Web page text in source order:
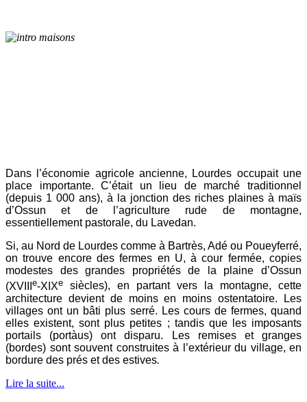
Dans l’économie agricole ancienne, Lourdes occupait une
place importante. C’était un lieu de marché traditionnel
(depuis 1 000 ans), à la jonction des riches plaines à maïs
d’Ossun et de l’agriculture rude de montagne,
essentiellement pastorale, du Lavedan.
Si, au Nord de Lourdes comme à Bartrès, Adé ou Poueyferré,
on trouve encore des fermes en U, à cour fermée, copies
modestes des grandes propriétés de la plaine d’Ossun
(XVIII e-XIXe siècles), en partant vers la montagne, cette
architecture devient de moins en moins ostentatoire. Les
villages ont un bâti plus serré. Les cours de fermes, quand
elles existent, sont plus petites ; tandis que les imposants
portails (portàus) ont disparu. Les remises et granges
(bordes) sont souvent construites à l’extérieur du village, en
bordure des prés et des estives.
Lire la suite...